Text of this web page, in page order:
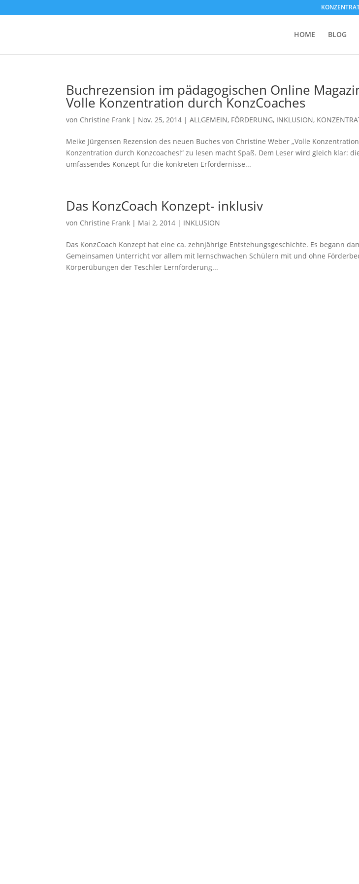
HOME BLOG
Buchrezension im pädagogischen Online
Volle Konzentration durch KonzCoaches
von Christine Frank | Nov. 25, 2014 |ALLGEMEIN, FÖRDERUNG, INKLUSION,
Meike Jürgensen Rezension des neuen Buches von Christine Weber „Volle
Konzentration durch Konzcoaches!“ zu lesen macht Spaß. Dem Leser wird gleich klar:
umfassendes Konzept für die konkreten Erfordernisse...
Das KonzCoach Konzept- inklusiv
von Christine Frank | Mai 2, 2014 | INKLUSION
Das KonzCoach Konzept hat eine ca. zehnjährige Entstehungsgeschichte. Es begann
Gemeinsamen Unterricht vor allem mit lernschwachen Schülern mit und ohne
Körperübungen der Teschler Lernförderung...